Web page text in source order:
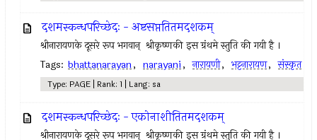
दशमस्कन्धपरिच्छेदः - अष्टसप्ततितमदशकम्
श्रीनारायणके दूसरे रूप भगवान् ‍ श्रीकृष्णकी इस ग्रंथमे स्तुति की गयी है ।
Tags: bhattanarayan, narayani, नारायणी, भट्टनारायण, संस्कृत
Type: PAGE | Rank: 1 | Lang: sa
दशमस्कन्धपरिच्छेदः - एकोनाशीतितमदशकम्
श्रीनारायणके दूसरे रूप भगवान् ‍ श्रीकृष्णकी इस ग्रंथमे स्तुति की गयी है ।